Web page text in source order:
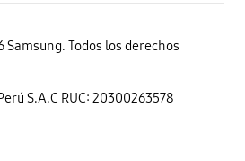
Todos los derechos
S.A.C RUC: 20300263578